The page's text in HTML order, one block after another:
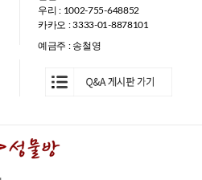
우리 : 1002-755-648852
카카오 : 3333-01-8878101
예금주 : 송철영